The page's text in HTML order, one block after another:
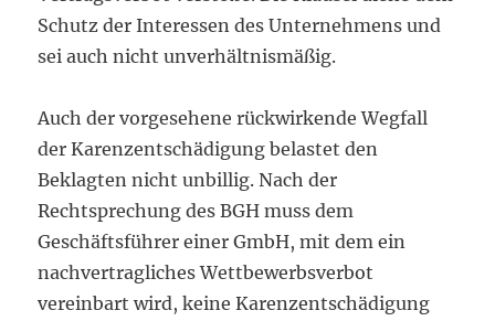
Schutz der Interessen des Unternehmens und
sei auch nicht unverhältnismäßig.
Auch der vorgesehene rückwirkende Wegfall
der Karenzentschädigung belastet den
Beklagten nicht unbillig. Nach der
Rechtsprechung des BGH muss dem
Geschäftsführer einer GmbH, mit dem ein
nachvertragliches Wettbewerbsverbot
vereinbart wird, keine Karenzentschädigung